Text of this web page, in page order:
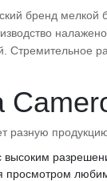
бренд мелкой
Стремительное
разную
высоким
просмотром